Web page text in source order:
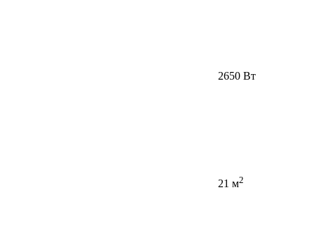
2650 Вт
21 м2